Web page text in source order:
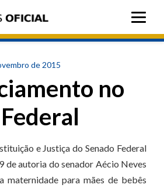
de 2015
no
e Justiça do Senado Federal
de autoria do senador Aécio Neves
maternidade para mães de bebês